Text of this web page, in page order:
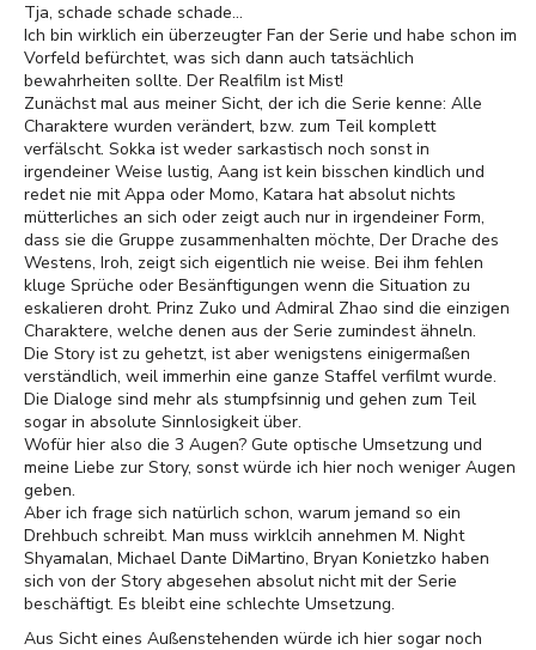
Tja, schade schade schade...
Ich bin wirklich ein überzeugter Fan der Serie und habe schon im
Vorfeld befürchtet, was sich dann auch tatsächlich
bewahrheiten sollte. Der Realfilm ist Mist!
Zunächst mal aus meiner Sicht, der ich die Serie kenne: Alle
Charaktere wurden verändert, bzw. zum Teil komplett
verfälscht. Sokka ist weder sarkastisch noch sonst in
irgendeiner Weise lustig, Aang ist kein bisschen kindlich und
redet nie mit Appa oder Momo, Katara hat absolut nichts
mütterliches an sich oder zeigt auch nur in irgendeiner Form,
dass sie die Gruppe zusammenhalten möchte, Der Drache des
Westens, Iroh, zeigt sich eigentlich nie weise. Bei ihm fehlen
kluge Sprüche oder Besänftigungen wenn die Situation zu
eskalieren droht. Prinz Zuko und Admiral Zhao sind die einzigen
Charaktere, welche denen aus der Serie zumindest ähneln.
Die Story ist zu gehetzt, ist aber wenigstens einigermaßen
verständlich, weil immerhin eine ganze Staffel verfilmt wurde.
Die Dialoge sind mehr als stumpfsinnig und gehen zum Teil
sogar in absolute Sinnlosigkeit über.
Wofür hier also die 3 Augen? Gute optische Umsetzung und
meine Liebe zur Story, sonst würde ich hier noch weniger Augen
geben.
Aber ich frage sich natürlich schon, warum jemand so ein
Drehbuch schreibt. Man muss wirklcih annehmen M. Night
Shyamalan, Michael Dante DiMartino, Bryan Konietzko haben
sich von der Story abgesehen absolut nicht mit der Serie
beschäftigt. Es bleibt eine schlechte Umsetzung.
Aus Sicht eines Außenstehenden würde ich hier sogar noch